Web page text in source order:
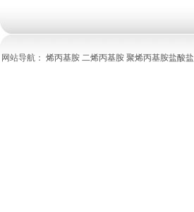
网站导航： 烯丙基胺 二烯丙基胺 聚烯丙基胺盐酸盐